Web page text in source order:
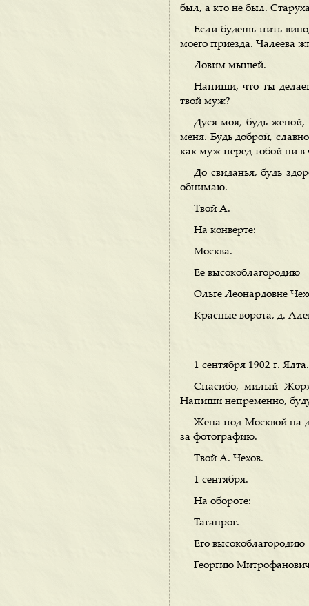
был, а кто не был.
Если будешь пить
моего приезда. Чалеева
Ловим мышей.
Напиши, что ты
твой муж?
Дуся моя, будь женой,
меня. Будь доброй,
как муж перед тобой ни в
До свиданья, будь
обнимаю.
Твой А.
На конверте:
Москва.
Ее высокоблагородию
Ольге Леонардовне
Красные ворота, д.
1 сентября 1902 г. Ялта.
Спасибо, милый
Напиши непременно,
Жена под Москвой на
за фотографию.
Твой А. Чехов.
1 сентября.
На обороте:
Таганрог.
Его высокоблагородию
Георгию